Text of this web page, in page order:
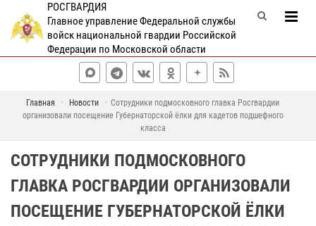
РОСГВАРДИЯ
Главное управление Федеральной службы
войск национальной гвардии Российской
Федерации по Московской области
Главная Новости
Сотрудники подмосковного главка Росгвардии
организовали посещение Губернаторской ёлки для кадетов подшефного
класса
СОТРУДНИКИ ПОДМОСКОВНОГО
ГЛАВКА РОСГВАРДИИ ОРГАНИЗОВАЛИ
ПОСЕЩЕНИЕ ГУБЕРНАТОРСКОЙ ЁЛКИ